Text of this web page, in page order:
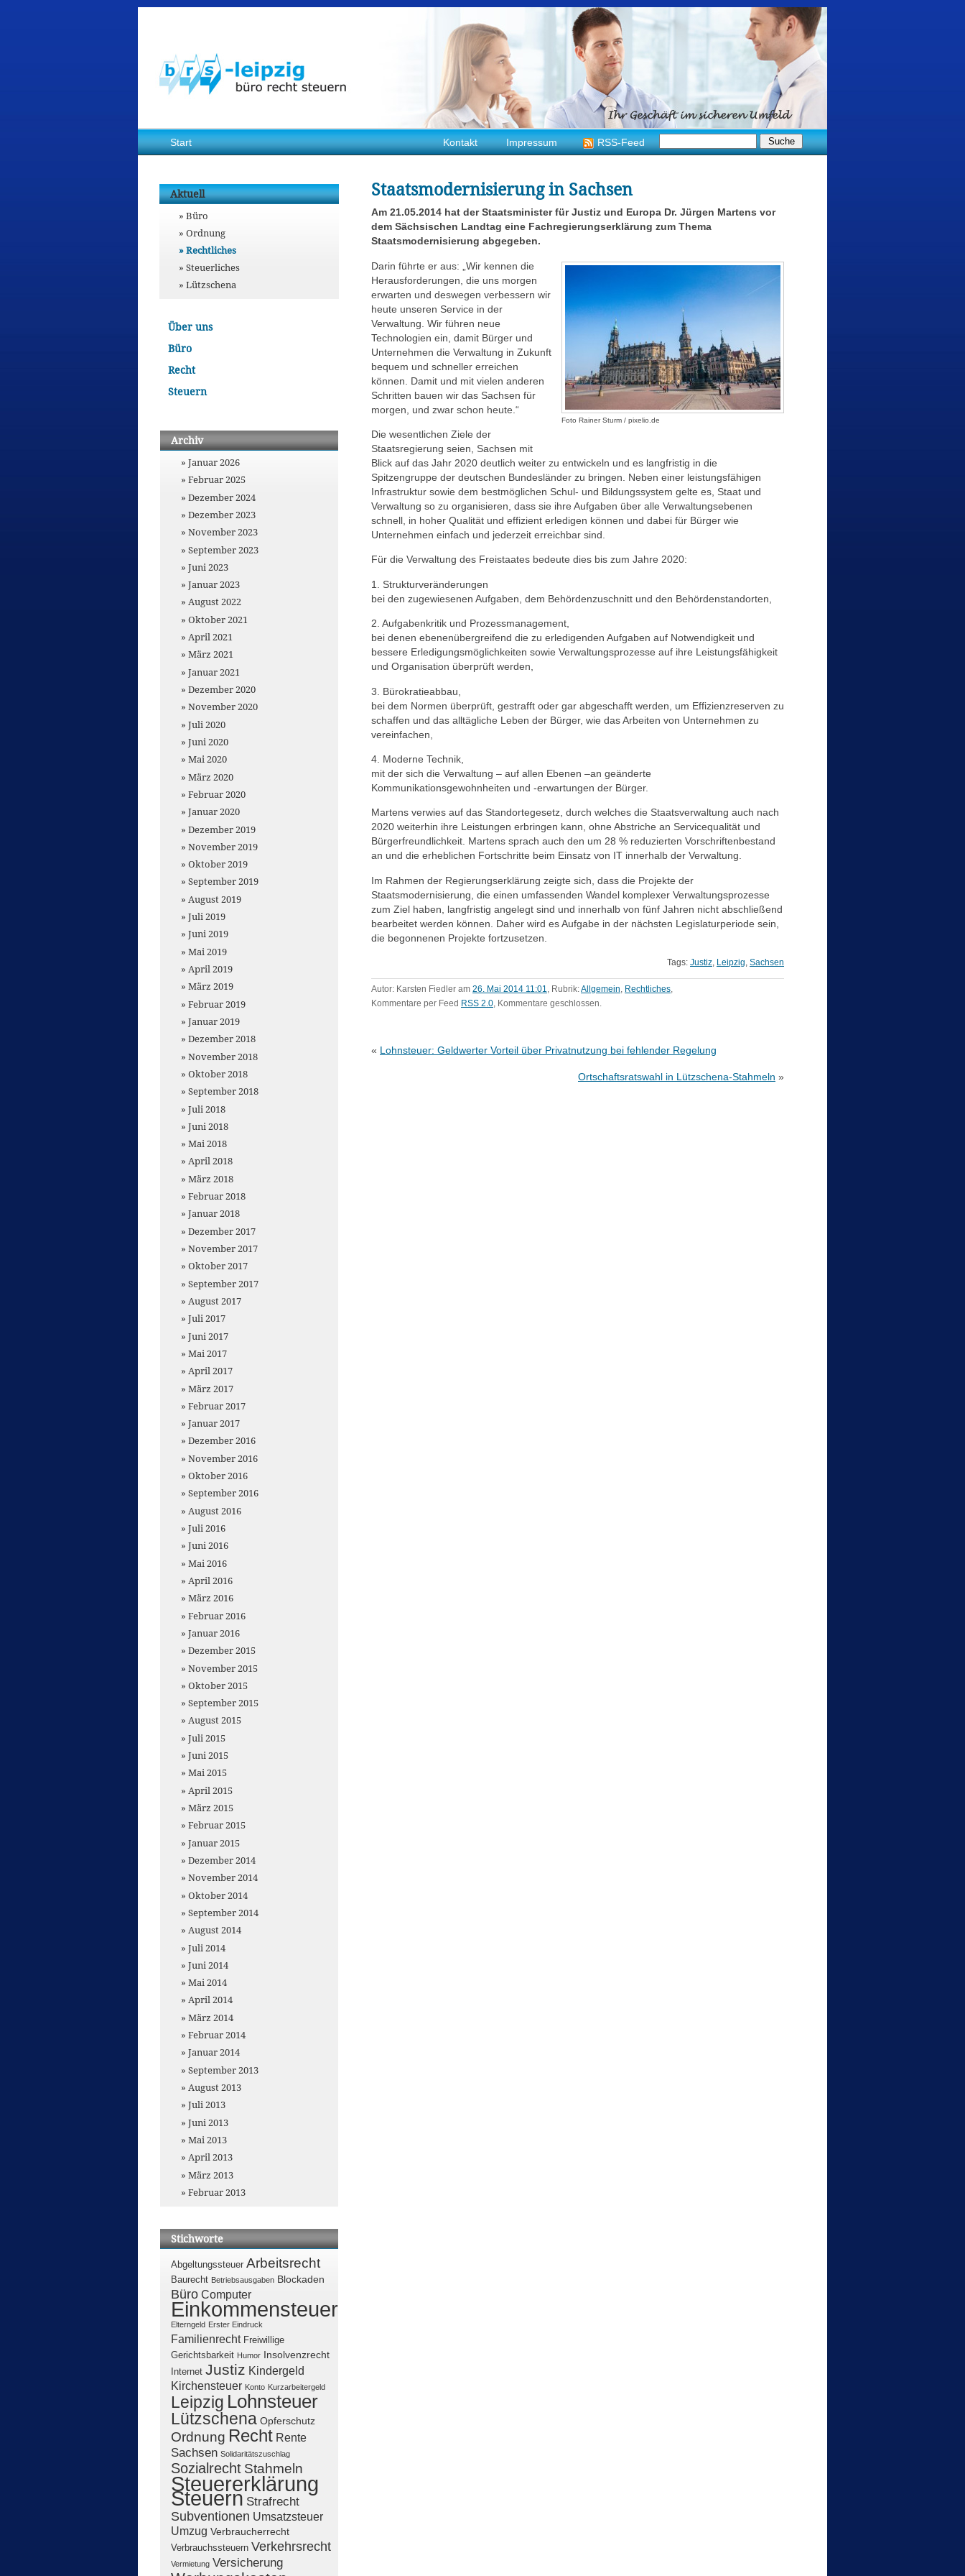
Start Kontakt Impressum RSS-Feed
Staatsmodernisierung in Sachsen
Am 21.05.2014 hat der Staatsminister für Justiz und Europa Dr. Jürgen Martens vor
dem Sächsischen Landtag eine Fachregierungserklärung zum Thema
Staatsmodernisierung abgegeben.
Foto Rainer Sturm / pixelio.de
Darin führte er aus: „Wir kennen die
Herausforderungen, die uns morgen
erwarten und deswegen verbessern wir
heute unseren Service in der
Verwaltung. Wir führen neue
Technologien ein, damit Bürger und
Unternehmen die Verwaltung in Zukunft
bequem und schneller erreichen
können. Damit und mit vielen anderen
Schritten bauen wir das Sachsen für
morgen, und zwar schon heute.“
Die wesentlichen Ziele der
Staatsregierung seien, Sachsen mit
Blick auf das Jahr 2020 deutlich weiter zu entwickeln und es langfristig in die
Spitzengruppe der deutschen Bundesländer zu bringen. Neben einer leistungsfähigen
Infrastruktur sowie dem bestmöglichen Schul- und Bildungssystem gelte es, Staat und
Verwaltung so zu organisieren, dass sie ihre Aufgaben über alle Verwaltungsebenen
schnell, in hoher Qualität und effizient erledigen können und dabei für Bürger wie
Unternehmen einfach und jederzeit erreichbar sind.
Für die Verwaltung des Freistaates bedeute dies bis zum Jahre 2020:
1. Strukturveränderungen
bei den zugewiesenen Aufgaben, dem Behördenzuschnitt und den Behördenstandorten,
2. Aufgabenkritik und Prozessmanagement,
bei denen ebenenübergreifend die zu erledigenden Aufgaben auf Notwendigkeit und
bessere Erledigungsmöglichkeiten sowie Verwaltungsprozesse auf ihre Leistungsfähigkeit
und Organisation überprüft werden,
3. Bürokratieabbau,
bei dem Normen überprüft, gestrafft oder gar abgeschafft werden, um Effizienzreserven zu
schaffen und das alltägliche Leben der Bürger, wie das Arbeiten von Unternehmen zu
vereinfachen,
4. Moderne Technik,
mit der sich die Verwaltung – auf allen Ebenen –an geänderte
Kommunikationsgewohnheiten und -erwartungen der Bürger.
Martens verwies auf das Standortegesetz, durch welches die Staatsverwaltung auch nach
2020 weiterhin ihre Leistungen erbringen kann, ohne Abstriche an Servicequalität und
Bürgerfreundlichkeit. Martens sprach auch den um 28 % reduzierten Vorschriftenbestand
an und die erheblichen Fortschritte beim Einsatz von IT innerhalb der Verwaltung.
Im Rahmen der Regierungserklärung zeigte sich, dass die Projekte der
Staatsmodernisierung, die einen umfassenden Wandel komplexer Verwaltungsprozesse
zum Ziel haben, langfristig angelegt sind und innerhalb von fünf Jahren nicht abschließend
bearbeitet werden können. Daher wird es Aufgabe in der nächsten Legislaturperiode sein,
die begonnenen Projekte fortzusetzen.
Tags: Justiz, Leipzig, Sachsen
Autor: Karsten Fiedler am 26. Mai 2014 11:01, Rubrik:Allgemein, Rechtliches,
Kommentare per Feed RSS 2.0, Kommentare geschlossen.
« Lohnsteuer: Geldwerter Vorteil über Privatnutzung bei fehlender Regelung
Ortschaftsratswahl in Lützschena-Stahmeln »
Aktuell
Büro
Ordnung
Rechtliches
Steuerliches
Lützschena
Über uns
Büro
Recht
Steuern
Archiv
Januar 2026
Februar 2025
Dezember 2024
Dezember 2023
November 2023
September 2023
Juni 2023
Januar 2023
August 2022
Oktober 2021
April 2021
März 2021
Januar 2021
Dezember 2020
November 2020
Juli 2020
Juni 2020
Mai 2020
März 2020
Februar 2020
Januar 2020
Dezember 2019
November 2019
Oktober 2019
September 2019
August 2019
Juli 2019
Juni 2019
Mai 2019
April 2019
März 2019
Februar 2019
Januar 2019
Dezember 2018
November 2018
Oktober 2018
September 2018
Juli 2018
Juni 2018
Mai 2018
April 2018
März 2018
Februar 2018
Januar 2018
Dezember 2017
November 2017
Oktober 2017
September 2017
August 2017
Juli 2017
Juni 2017
Mai 2017
April 2017
März 2017
Februar 2017
Januar 2017
Dezember 2016
November 2016
Oktober 2016
September 2016
August 2016
Juli 2016
Juni 2016
Mai 2016
April 2016
März 2016
Februar 2016
Januar 2016
Dezember 2015
November 2015
Oktober 2015
September 2015
August 2015
Juli 2015
Juni 2015
Mai 2015
April 2015
März 2015
Februar 2015
Januar 2015
Dezember 2014
November 2014
Oktober 2014
September 2014
August 2014
Juli 2014
Juni 2014
Mai 2014
April 2014
März 2014
Februar 2014
Januar 2014
September 2013
August 2013
Juli 2013
Juni 2013
Mai 2013
April 2013
März 2013
Februar 2013
Stichworte
Abgeltungssteuer Arbeitsrecht
Baurecht Betriebsausgaben Blockaden
Büro Computer
Einkommensteuer
Elterngeld Erster Eindruck
Familienrecht Freiwillige
Gerichtsbarkeit Humor Insolvenzrecht
Internet Justiz Kindergeld
Kirchensteuer Konto Kurzarbeitergeld
Leipzig Lohnsteuer
Lützschena Opferschutz
Ordnung Recht Rente
Sachsen Solidaritätszuschlag
Sozialrecht Stahmeln
Steuererklärung
Steuern Strafrecht
Subventionen Umsatzsteuer
Umzug Verbraucherrecht
Verbrauchssteuern Verkehrsrecht
Vermietung Versicherung